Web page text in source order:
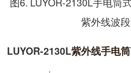
紫外线波
LUYOR-2130L紫外线手电筒